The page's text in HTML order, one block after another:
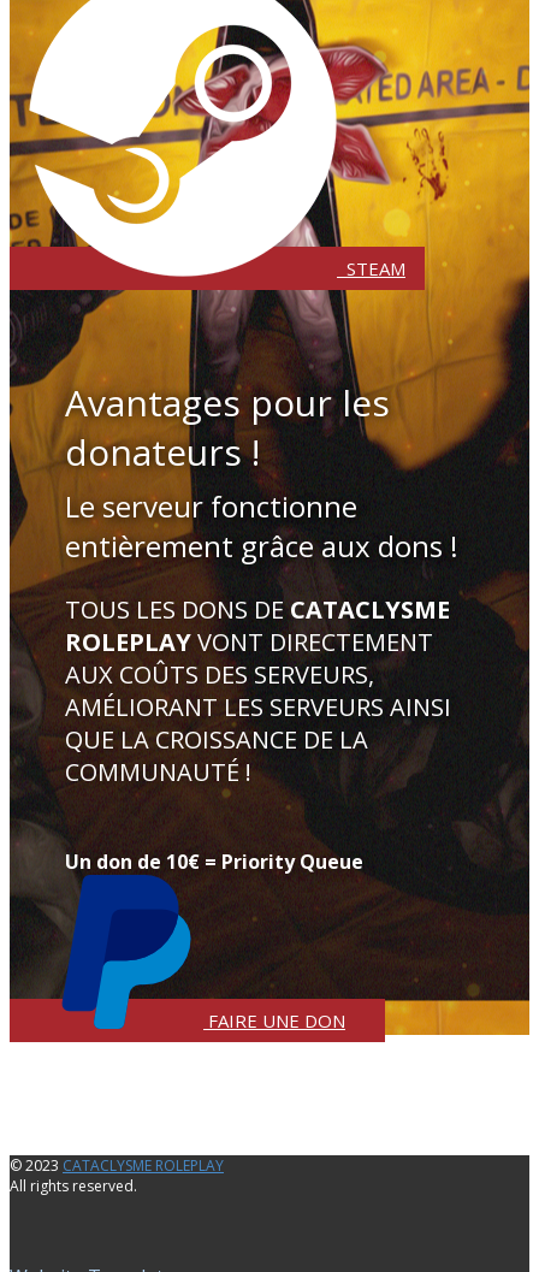
​ STEAM
Avantages pour les
donateurs !
Le serveur fonctionne
entièrement grâce aux dons !
TOUS LES DONS DECATACLYSME
ROLEPLAYVONT DIRECTEMENT
AUX COÛTS DES SERVEURS,
AMÉLIORANT LES SERVEURS AINSI
QUE LA CROISSANCE DE LA
COMMUNAUTÉ !
Un don de 10€ = Priority Queue
FAIRE UNE DON
© 2023 CATACLYSME ROLEPLAY
All rights reserved.